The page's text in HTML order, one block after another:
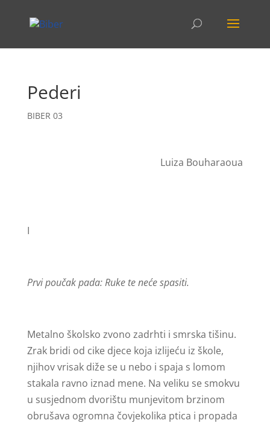
Pederi
BIBER 03
Luiza Bouharaoua
I
Prvi poučak pada: Ruke te neće spasiti.
Metalno školsko zvono zadrhti i smrska tišinu.
Zrak bridi od cike djece koja izlijeću iz škole,
njihov vrisak diže se u nebo i spaja s lomom
stakala ravno iznad mene. Na veliku se smokvu
u susjednom dvorištu munjevitom brzinom
obrušava ogromna čovjekolika ptica i propada